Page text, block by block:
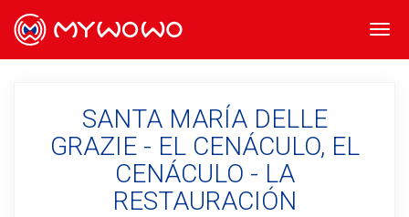
SANTA MARÍA DELLE
GRAZIE - EL CENÁCULO, EL
CENÁCULO - LA
RESTAURACIÓN